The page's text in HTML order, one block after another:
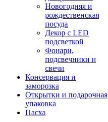
Новогодняя и
рождественская
посуда
Декор с LED
подсветкой
Фонари,
подсвечники и
свечи
Консервация и
заморозка
Открытки и подарочная
упаковка
Пасха